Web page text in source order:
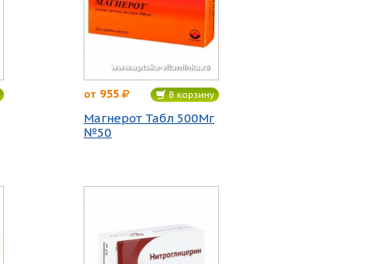
от 955 В корзину
Магнерот Табл 500Мг
№50